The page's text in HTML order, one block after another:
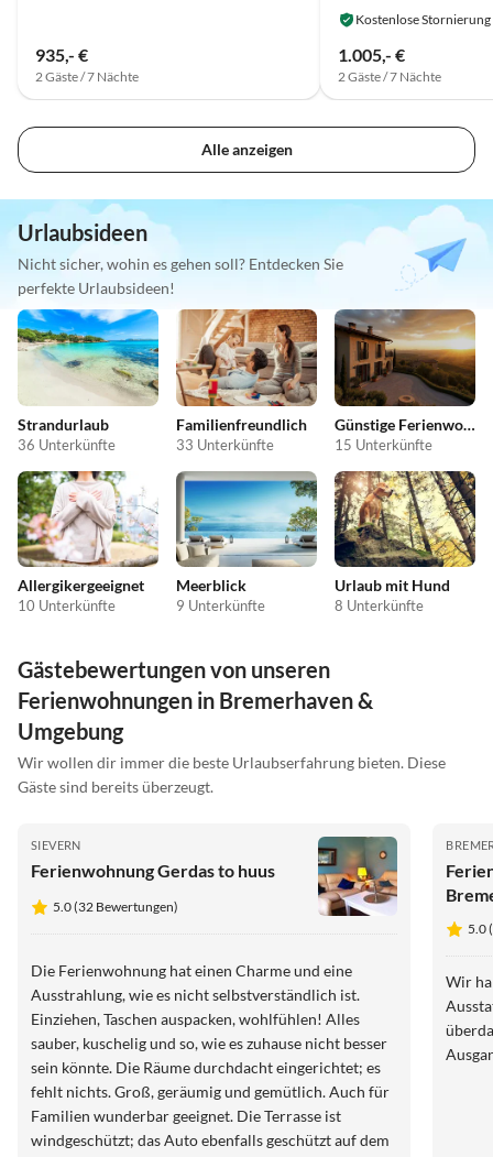
935,- €
2 Gäste / 7 Nächte
Kostenlose Stornierung
1.005,- €
2 Gäste / 7 Nächte
Alle anzeigen
Urlaubsideen
Nicht sicher, wohin es gehen soll? Entdecken Sie
perfekte Urlaubsideen!
Strandurlaub
36 Unterkünfte
Familienfreundlich
33 Unterkünfte
Günstige Ferienwohnungen
15 Unterkünfte
Allergikergeeignet
10 Unterkünfte
Meerblick
9 Unterkünfte
Urlaub mit Hund
8 Unterkünfte
Gästebewertungen von unseren
Ferienwohnungen in Bremerhaven &
Umgebung
Wir wollen dir immer die beste Urlaubserfahrung bieten. Diese
Gäste sind bereits überzeugt.
SIEVERN
Ferienwohnung Gerdas to huus
5.0 (32 Bewertungen)
Die Ferienwohnung hat einen Charme und eine
Ausstrahlung, wie es nicht selbstverständlich ist.
Einziehen, Taschen auspacken, wohlfühlen! Alles
sauber, kuschelig und so, wie es zuhause nicht besser
sein könnte. Die Räume durchdacht eingerichtet; es
fehlt nichts. Groß, geräumig und gemütlich. Auch für
Familien wunderbar geeignet. Die Terrasse ist
windgeschützt; das Auto ebenfalls geschützt auf dem
5.0
Wir